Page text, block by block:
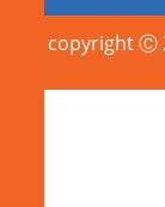
copyright Ⓒ